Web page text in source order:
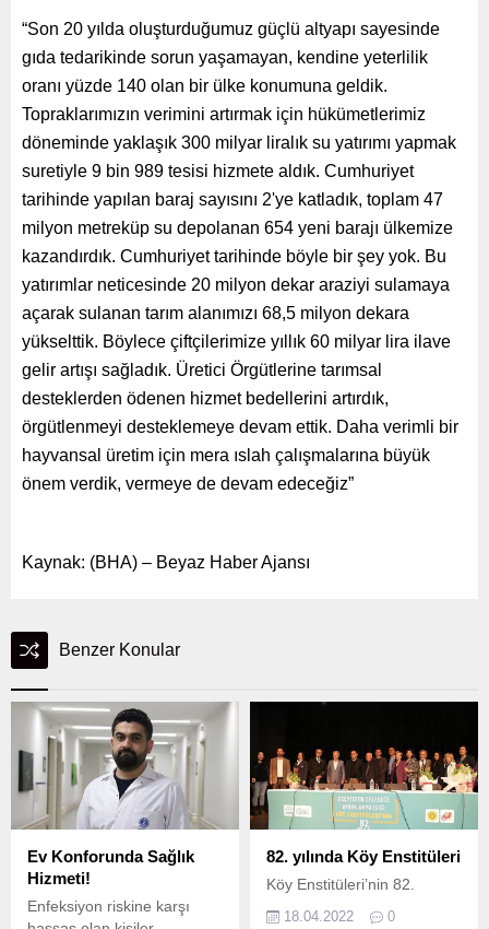
“Son 20 yılda oluşturduğumuz güçlü altyapı sayesinde
gıda tedarikinde sorun yaşamayan, kendine yeterlilik
oranı yüzde 140 olan bir ülke konumuna geldik.
Topraklarımızın verimini artırmak için hükümetlerimiz
döneminde yaklaşık 300 milyar liralık su yatırımı yapmak
suretiyle 9 bin 989 tesisi hizmete aldık. Cumhuriyet
tarihinde yapılan baraj sayısını 2'ye katladık, toplam 47
milyon metreküp su depolanan 654 yeni barajı ülkemize
kazandırdık. Cumhuriyet tarihinde böyle bir şey yok. Bu
yatırımlar neticesinde 20 milyon dekar araziyi sulamaya
açarak sulanan tarım alanımızı 68,5 milyon dekara
yükselttik. Böylece çiftçilerimize yıllık 60 milyar lira ilave
gelir artışı sağladık. Üretici Örgütlerine tarımsal
desteklerden ödenen hizmet bedellerini artırdık,
örgütlenmeyi desteklemeye devam ettik. Daha verimli bir
hayvansal üretim için mera ıslah çalışmalarına büyük
önem verdik, vermeye de devam edeceğiz”
Kaynak: (BHA) – Beyaz Haber Ajansı
Benzer Konular
Ev Konforunda Sağlık
Hizmeti!
Enfeksiyon riskine karşı
82. yılında Köy Enstitüleri
Köy Enstitüleri’nin 82.
18.04.2022 0